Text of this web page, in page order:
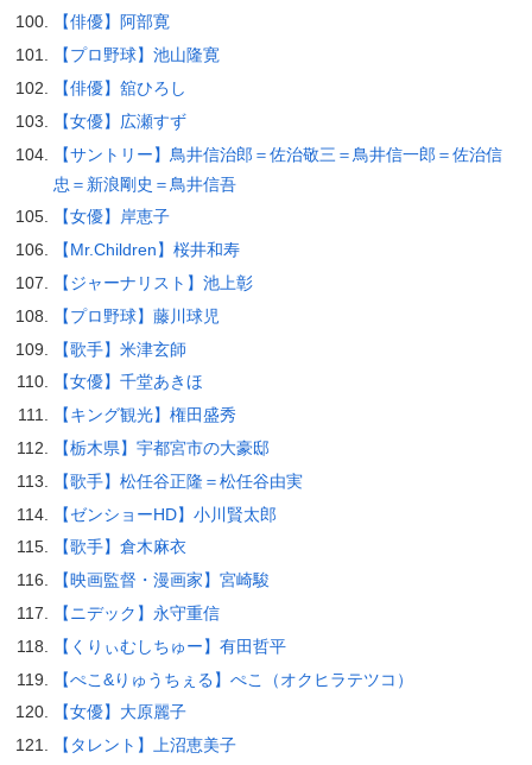
【俳優】阿部寛
【プロ野球】池山隆寛
【俳優】舘ひろし
【女優】広瀬すず
【サントリー】鳥井信治郎＝佐治敬三＝鳥井信一郎＝佐治信
忠＝新浪剛史＝鳥井信吾
【女優】岸恵子
【Mr.Children】桜井和寿
【ジャーナリスト】池上彰
【プロ野球】藤川球児
【歌手】米津玄師
【女優】千堂あきほ
【キング観光】権田盛秀
【栃木県】宇都宮市の大豪邸
【歌手】松任谷正隆＝松任谷由実
【ゼンショーHD】小川賢太郎
【歌手】倉木麻衣
【映画監督・漫画家】宮崎駿
【ニデック】永守重信
【くりぃむしちゅー】有田哲平
【ぺこ&りゅうちぇる】ぺこ（オクヒラテツコ）
【女優】大原麗子
【タレント】上沼恵美子